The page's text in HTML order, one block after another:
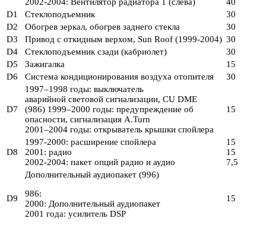
2002-2004: Вентилятор радиатора 1 (слева)
40
D1
Стеклоподъемник
30
D2
Обогрев зеркал, обогрев заднего стекла
30
D3
Привод с откидным верхом, Sun Roof (1999-2004) 30
D4
Стеклоподъемник сзади (кабриолет)
30
D5
Зажигалка
15
D6
Система кондиционирования воздуха отопителя 30
D7
1997–1998 годы: выключатель
аварийной световой сигнализации, CU DME
(986) 1999–2000 годы: предупреждение об
опасности, сигнализация A.Turn
2001–2004 годы: открыватель крышки спойлера
15
D8
1997-2000: расширение спойлера
2001: радио
2002-2004: пакет опций радио и аудио
15
15
7,5
D9
Дополнительный аудиопакет (996)
986:
2000: Дополнительный аудиопакет
2001 года: усилитель DSP
15